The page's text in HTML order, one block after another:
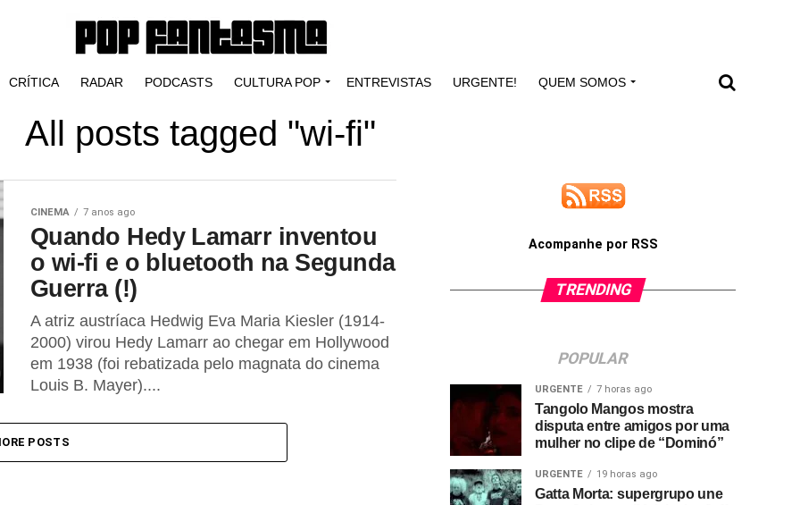
CRÍTICA RADAR PODCASTS CULTURA POP ENTREVISTAS URGENTE! QUEM SOMOS
All posts tagged "wi-fi"
CINEMA 7 anos ago
Quando Hedy Lamarr inventou
o wi-fi e o bluetooth na Segunda
Guerra (!)
A atriz austríaca Hedwig Eva Maria Kiesler (1914-
2000) virou Hedy Lamarr ao chegar em Hollywood
em 1938 (foi rebatizada pelo magnata do cinema
Louis B. Mayer)....
POSTS
Acompanhe por RSS
TRENDING
POPULAR
URGENTE 7 horas ago
Tangolo Mangos mostra
disputa entre amigos por uma
mulher no clipe de “Dominó”
URGENTE 19 horas ago
Gatta Morta: supergrupo une